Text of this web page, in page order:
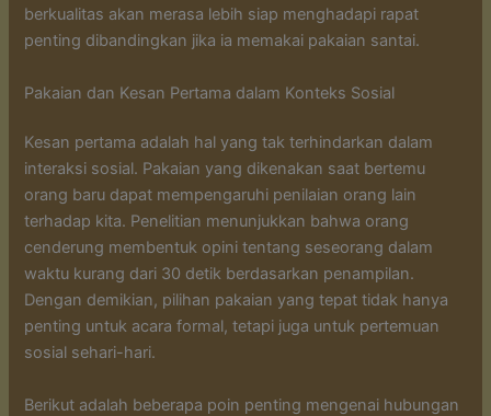
berkualitas akan merasa lebih siap menghadapi rapat
penting dibandingkan jika ia memakai pakaian santai.
Pakaian dan Kesan Pertama dalam Konteks Sosial
Kesan pertama adalah hal yang tak terhindarkan dalam
interaksi sosial. Pakaian yang dikenakan saat bertemu
orang baru dapat mempengaruhi penilaian orang lain
terhadap kita. Penelitian menunjukkan bahwa orang
cenderung membentuk opini tentang seseorang dalam
waktu kurang dari 30 detik berdasarkan penampilan.
Dengan demikian, pilihan pakaian yang tepat tidak hanya
penting untuk acara formal, tetapi juga untuk pertemuan
sosial sehari-hari.
Berikut adalah beberapa poin penting mengenai hubungan